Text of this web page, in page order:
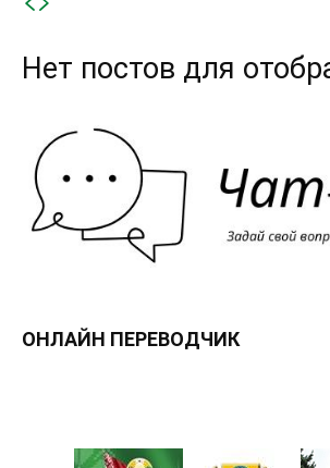
Нет постов для
ОНЛАЙН ПЕРЕВОДЧИК